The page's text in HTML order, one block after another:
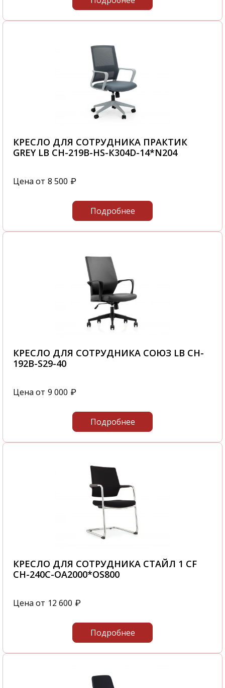
КРЕСЛО ДЛЯ СОТРУДНИКА ПРАКТИК
GREY LB CH-219B-HS-К304D-14*N204
Цена от 8 500 ₽
Подробнее
КРЕСЛО ДЛЯ СОТРУДНИКА СОЮЗ LB CH-
192B-S29-40
Цена от 9 000 ₽
Подробнее
КРЕСЛО ДЛЯ СОТРУДНИКА СТАЙЛ 1 CF
CH-240C-OA2000*OS800
Цена от 12 600 ₽
Подробнее